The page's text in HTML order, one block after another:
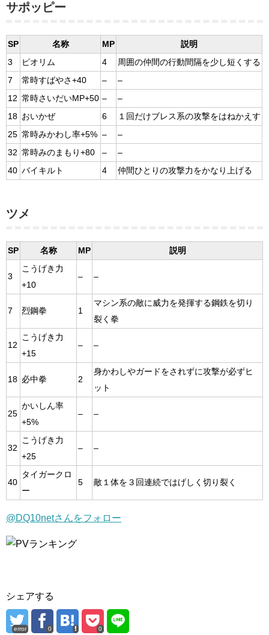
サポッピー
SP 名称 MP
説明
3
ピオリム 4
周囲の仲間の行動間隔を少し短くする
7
常時すばやさ+40 –
–
12 常時さいだいMP+50 –
–
18 おいかぜ 6
１回だけブレス系の攻撃をはねかえす
25 常時みかわし率+5% –
–
32 常時みのまもり+80 –
–
40 バイキルト 4 仲間ひとりの攻撃力をかなり上げる
ツメ
SP 名称 MP 説明
3
こうげき力
+10
– –
7 烈鋼拳 1
マシン系の敵に威力を発揮する鋼鉄を切り
裂く拳
12
こうげき力
+15
– –
18 必中拳 2
身かわしやガードをされずに攻撃が必ずヒ
ット
25
かいしん率
+5%
– –
32
こうげき力
+25
– –
40
タイガークロ
ー
5 敵１体を３回連続ではげしく切り裂く
@DQ10netさんをフォロー
シェアする
error 0 0